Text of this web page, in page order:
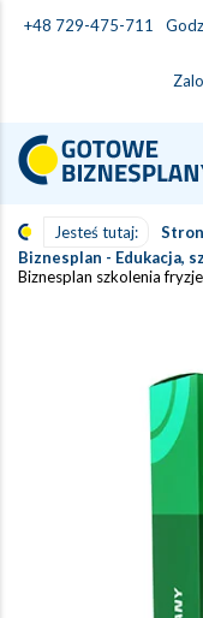
+48 729-475-711
Jesteś tutaj:
Biznesplan - Edukacja,
Biznesplan szkolenia